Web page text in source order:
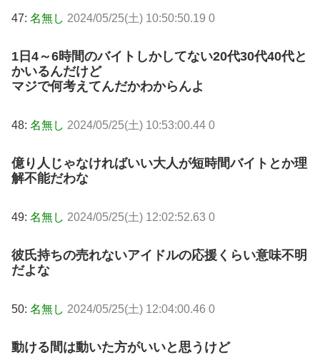
47: 名無し 2024/05/25(土) 10:50:50.19 0
1日4～6時間のバイトしかしてない20代30代40代と
かいるんだけど
マジで何考えてんだかわからんよ
48: 名無し 2024/05/25(土) 10:53:00.44 0
億り人じゃなければいい大人が短時間バイトとか理
解不能だわな
49: 名無し 2024/05/25(土) 12:02:52.63 0
彼氏持ちの売れないアイドルの応援くらい意味不明
だよな
50: 名無し 2024/05/25(土) 12:04:00.46 0
動ける間は動いた方がいいと思うけど